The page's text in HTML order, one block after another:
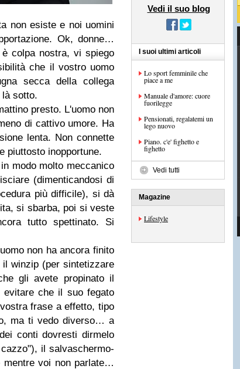
non esiste e noi uomini
Ok, donne…
colpa nostra, vi spiego
che il vostro uomo
secca della collega
sotto.
presto. L'uomo non
di cattivo umore. Ha
lenta. Non connette
piuttosto inopportune.
modo molto meccanico
(dimenticandosi di
più difficile), si dà
si sbarba, poi si veste
tutto spettinato. Si
non ha ancora finito
winzip (per sintetizzare
gli avete propinato il
che il suo fegato
frase a effetto, tipo
ma ti vedo diverso… a
conti dovresti dirmelo
il salvaschermo-
mentre voi non parlate…
Vedi il suo blog
I suoi ultimi articoli
Lo sport femminile che
piace a me
Manuale d'amore: cuore
fuorilegge
Pensionati, regalatemi un
lego nuovo
Piano. c'e' fighetto e
fighetto
Vedi tutti
Magazine
Lifestyle